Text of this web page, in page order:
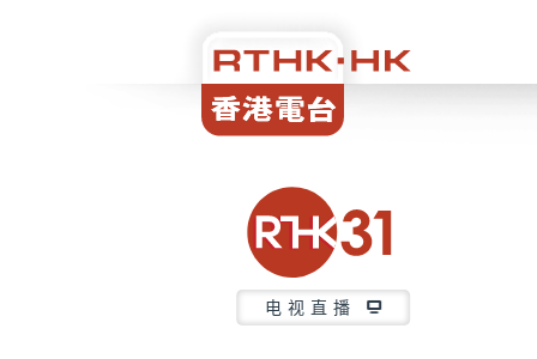
电视直播